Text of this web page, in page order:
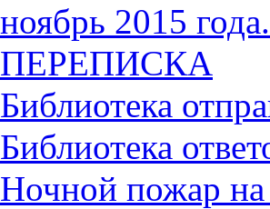
ноябрь 2015
ПЕРЕПИСКА
Библиотека
Библиотека
Ночной пожар